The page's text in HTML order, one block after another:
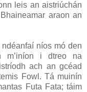
leis an aistriúchán
araon an
níos mó den
m’iníon i dtreo na
ach an gcéad
Fowl. Tá muinín
Futa Fata; táim